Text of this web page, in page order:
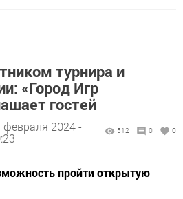
турнира и
«Город Игр
гостей
февраля 2024 -
512 0 0
пройти открытую